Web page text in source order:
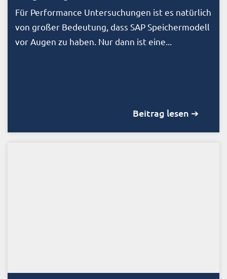
Für Performance Untersuchungen ist es natürlich
von großer Bedeutung, dass SAP Speichermodell
vor Augen zu haben. Nur dann ist eine...
Beitrag lesen ➔